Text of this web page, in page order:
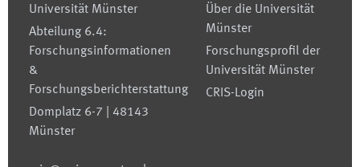
Universität Münster
Abteilung 6.4:
Forschungsinformationen
&
Forschungsberichterstattung
Domplatz 6-7 | 48143
Münster
Über die Universität
Münster
Forschungsprofil der
Universität Münster
CRIS-Login